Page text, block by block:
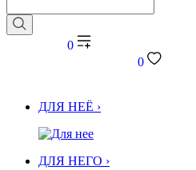
0
0
ДЛЯ НЕЁ ›
ДЛЯ НЕГО ›